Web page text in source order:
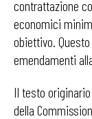
contrattazione
economici
obiettivo.
emendamenti
Il testo
della